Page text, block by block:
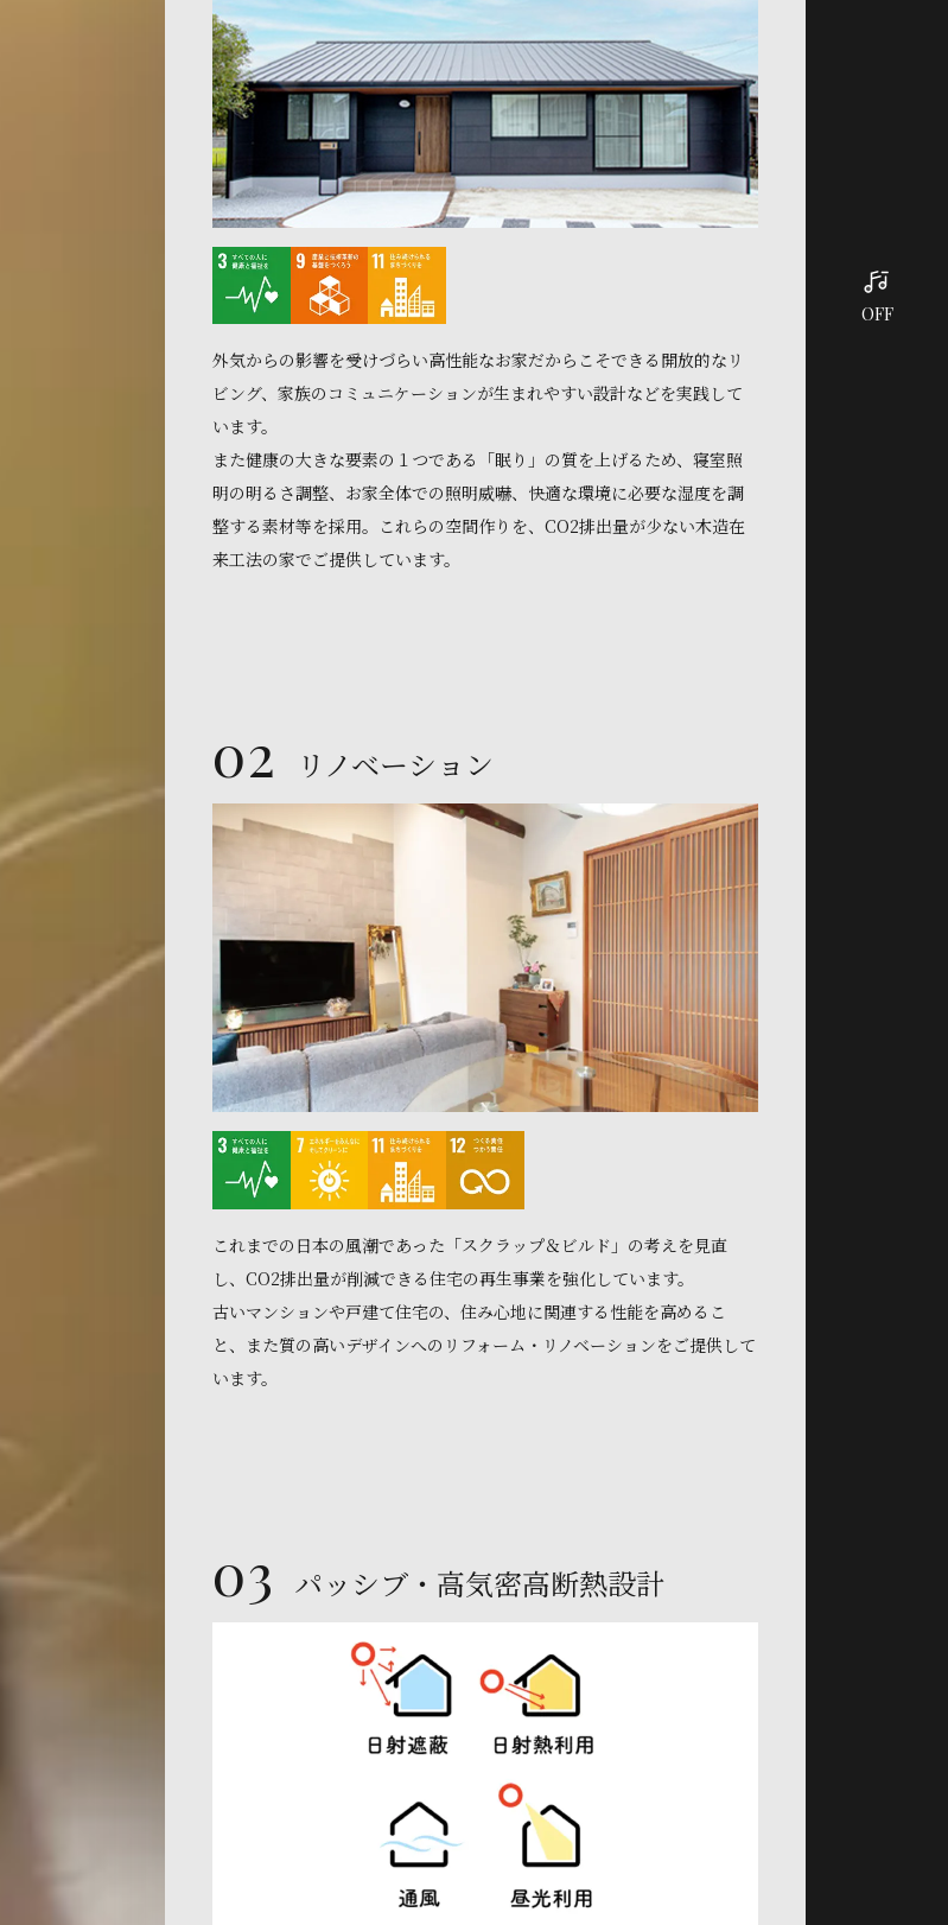
OFF
外気からの影響を受けづらい高性能なお家だからこそできる開放的なリ
ビング、家族のコミュニケーションが生まれやすい設計などを実践して
います。
また健康の大きな要素の１つである「眠り」の質を上げるため、寝室照
明の明るさ調整、お家全体での照明威嚇、快適な環境に必要な湿度を調
整する素材等を採用。これらの空間作りを、CO2排出量が少ない木造在
来工法の家でご提供しています。
02 リノベーション
これまでの日本の風潮であった「スクラップ＆ビルド」の考えを見直
し、CO2排出量が削減できる住宅の再生事業を強化しています。
古いマンションや戸建て住宅の、住み心地に関連する性能を高めるこ
と、また質の高いデザインへのリフォーム・リノベーションをご提供して
います。
03 パッシブ・高気密高断熱設計